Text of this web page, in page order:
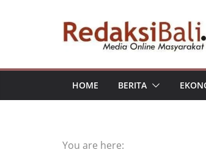
HOME BERITA
You are here: